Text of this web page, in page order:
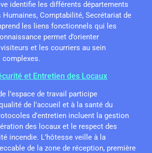
identifie les différents départements
Comptabilité, Secrétariat de
les liens fonctionnels qui les
permet d’orienter
et les courriers au sein
complexes.
et Entretien des Locaux
l’espace de travail participe
de l’accueil et à la santé du
d’entretien incluent la gestion
des locaux et le respect des
incendie. L’hôtesse veille à la
de la zone de réception, première